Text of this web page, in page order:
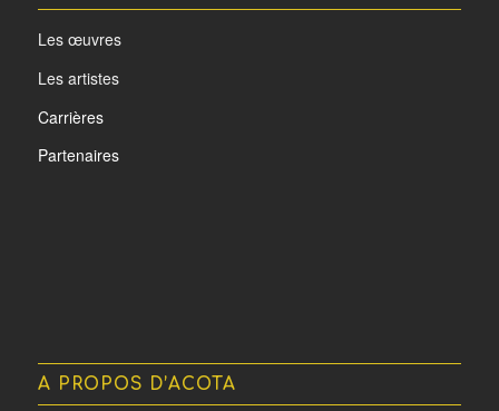
Les œuvres
Les artistes
Carrières
Partenaires
A PROPOS D’ACOTA